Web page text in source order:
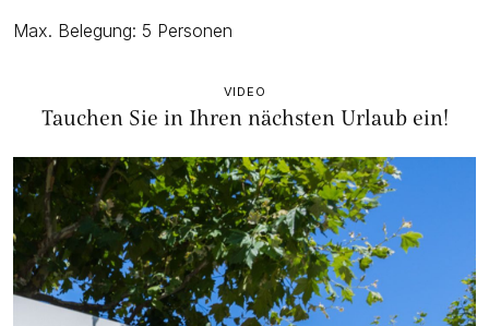
Max. Belegung: 5 Personen
VIDEO
Tauchen Sie in Ihren nächsten Urlaub ein!